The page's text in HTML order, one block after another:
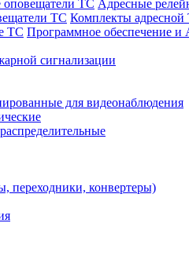
оповещатели ТС Адресные
ТС Комплекты адресной
ТС Программное обеспечение
сигнализации
для видеонаблюдения
переходники, конвертеры)